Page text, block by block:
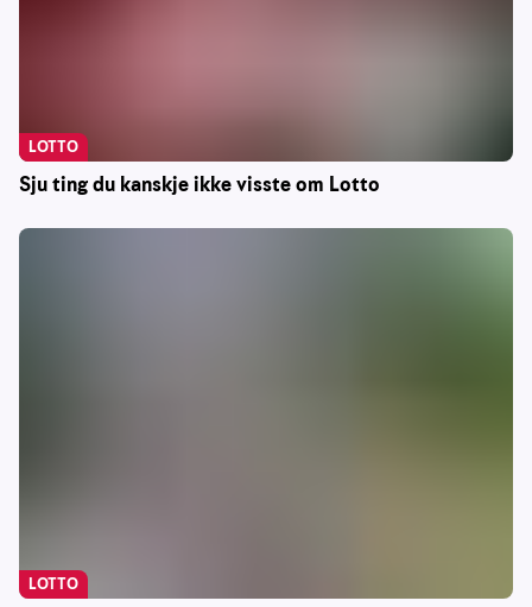
Sju ting du kanskje ikke visste om Lotto
LOTTO
LOTTO